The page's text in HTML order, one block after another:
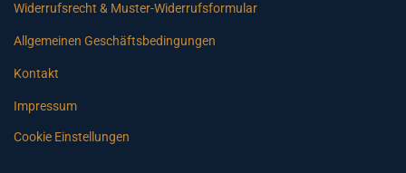
Widerrufsrecht & Muster-Widerrufsformular
Allgemeinen Geschäftsbedingungen
Kontakt
Impressum
Cookie Einstellungen